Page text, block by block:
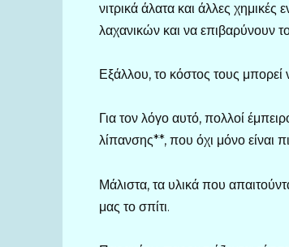
νιτρικά άλατα και άλλες
λαχανικών και να επιβαρύνουν
Εξάλλου, το κόστος τους μπορεί
Για τον λόγο αυτό, πολλοί
λίπανσης**, που όχι μόνο είναι
Μάλιστα, τα υλικά που
μας το σπίτι.